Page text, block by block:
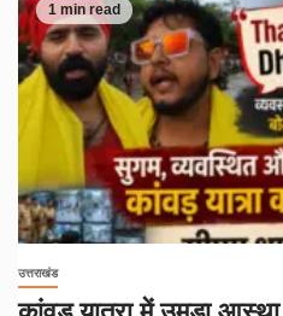
1 min read
उत्तराखंड